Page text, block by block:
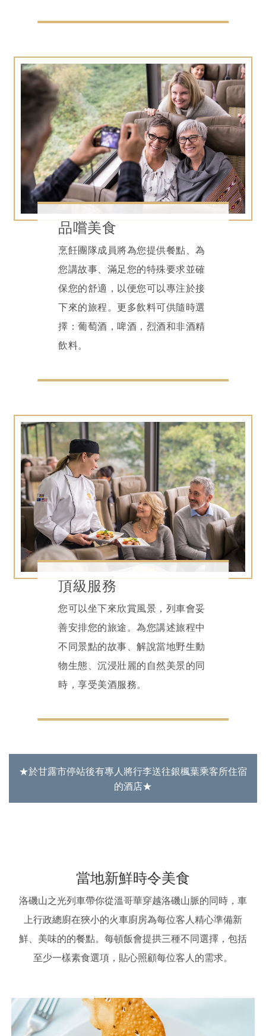
品嚐美食
烹飪團隊成員將為您提供餐點、為
您講故事、滿足您的特殊要求並確
保您的舒適，以便您可以專注於接
下來的旅程。更多飲料可供隨時選
擇：葡萄酒，啤酒，烈酒和非酒精
飲料。
頂級服務
您可以坐下來欣賞風景，列車會妥
善安排您的旅途。為您講述旅程中
不同景點的故事、解說當地野生動
物生態、沉浸壯麗的自然美景的同
時，享受美酒服務。
★於甘露市停站後有專人將行李送往銀楓葉乘客所住宿
的酒店★
當地新鮮時令美食
洛磯山之光列車帶你從溫哥華穿越洛磯山脈的同時，車
上行政總廚在狹小的火車廚房為每位客人精心準備新
鮮、美味的的餐點。每頓飯會提拱三種不同選擇，包括
至少一樣素食選項，貼心照顧每位客人的需求。